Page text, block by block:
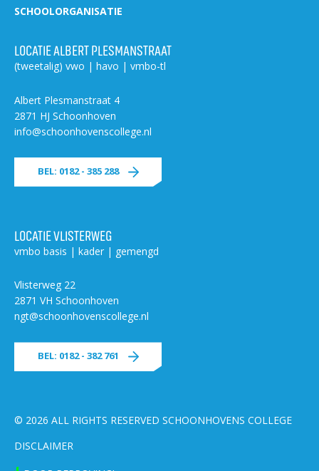
SCHOOLORGANISATIE
LOCATIE ALBERT PLESMANSTRAAT
(tweetalig) vwo | havo | vmbo-tl
Albert Plesmanstraat 4
2871 HJ Schoonhoven
info@schoonhovenscollege.nl
BEL: 0182 - 385 288
LOCATIE VLISTERWEG
vmbo basis | kader | gemengd
Vlisterweg 22
2871 VH Schoonhoven
ngt@schoonhovenscollege.nl
BEL: 0182 - 382 761
© 2026 ALL RIGHTS RESERVED SCHOONHOVENS COLLEGE
DISCLAIMER